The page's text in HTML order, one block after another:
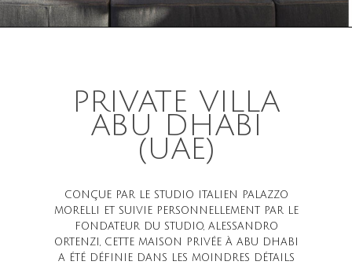
PRIVATE VILLA
ABU DHABI
(UAE)
CONÇUE PAR LE STUDIO ITALIEN
PALAZZO
MORELLI
ET SUIVIE PERSONNELLEMENT PAR LE
FONDATEUR DU STUDIO, ALESSANDRO
ORTENZI, CETTE MAISON PRIVÉE À ABU DHABI
A ÉTÉ DÉFINIE DANS LES MOINDRES DÉTAILS